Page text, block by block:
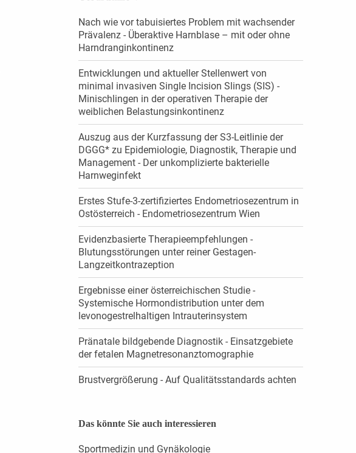
Nach wie vor tabuisiertes Problem mit wachsender
Prävalenz - Überaktive Harnblase – mit oder ohne
Harndranginkontinenz
Entwicklungen und aktueller Stellenwert von
minimal invasiven Single Incision Slings (SIS) -
Minischlingen in der operativen Therapie der
weiblichen Belastungsinkontinenz
Auszug aus der Kurzfassung der S3-Leitlinie der
DGGG* zu Epidemiologie, Diagnostik, Therapie und
Management - Der unkomplizierte bakterielle
Harnweginfekt
Erstes Stufe-3-zertifiziertes Endometriosezentrum in
Ostösterreich - Endometriosezentrum Wien
Evidenzbasierte Therapieempfehlungen -
Blutungsstörungen unter reiner Gestagen-
Langzeitkontrazeption
Ergebnisse einer österreichischen Studie -
Systemische Hormondistribution unter dem
levonogestrelhaltigen Intrauterinsystem
Pränatale bildgebende Diagnostik - Einsatzgebiete
der fetalen Magnetresonanztomographie
Brustvergrößerung - Auf Qualitätsstandards achten
Das könnte Sie auch interessieren
Sportmedizin und Gynäkologie